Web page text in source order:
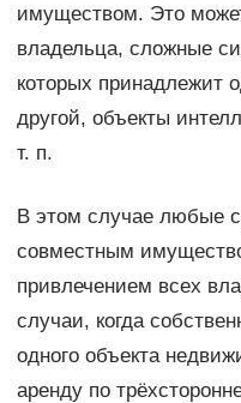
имуществом. Это
владельца, сложные
которых принадлежит
другой, объекты
т. п.
В этом случае любые
совместным
привлечением всех
случаи, когда
одного объекта
аренду по